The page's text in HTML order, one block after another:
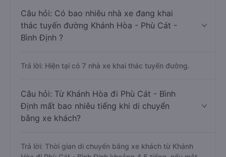
Câu hỏi: Có bao nhiêu nhà xe đang khai
thác tuyến đường Khánh Hòa - Phù Cát -
Bình Định ?
Trả lời: Hiện tại có 7 nhà xe khai thác tuyến đường.
Câu hỏi: Từ Khánh Hòa đi Phù Cát - Bình
Định mất bao nhiêu tiếng khi di chuyển
bằng xe khách?
Trả lời: Thời gian di chuyển bằng xe khách từ Khánh